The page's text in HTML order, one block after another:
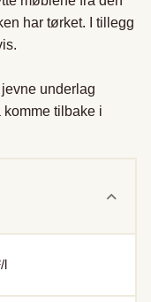
har tørket. I tillegg
underlag
komme tilbake i
l